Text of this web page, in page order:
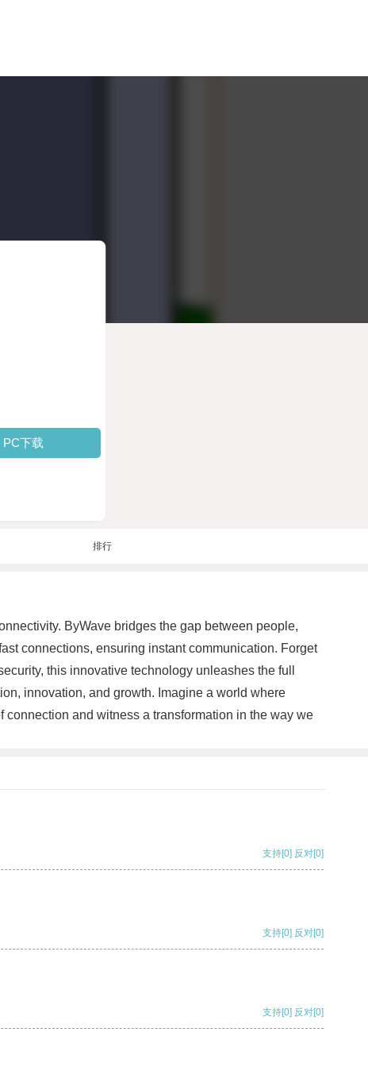
PC下载
排行
ByWave bridges the gap between people,
connections, ensuring instant communication. Forget
this innovative technology unleashes the full
innovation, and growth. Imagine a world where
and witness a transformation in the way we
支持[0] 反对[0]
支持[0] 反对[0]
支持[0] 反对[0]